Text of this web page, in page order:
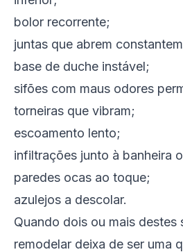
bolor recorrente;
juntas que abrem
base de duche instável;
sifões com maus odores
torneiras que vibram;
escoamento lento;
infiltrações junto à banheira
paredes ocas ao toque;
azulejos a descolar.
Quando dois ou mais destes
remodelar deixa de ser uma